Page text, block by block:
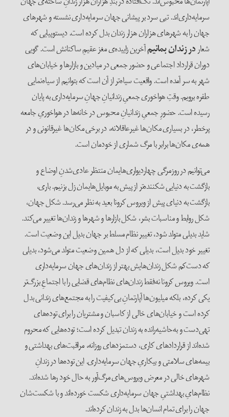
سرمایه‌داری‌اند. تبی سرد بر پیشانی جهان سرمایه‌داری نشسته و شهرهای
جهان را به شهرهای هزاران هزار زندان بدل کرده است. دیستوپیایی که
شعاردر زندان بمانیمآخرین زاییده‌ی مغز عقیمِ ساکنانش است. گویی
دوران قرارداد اجتماعی و حضور جمعی در میادین و بازارها و خیابان‌های
شهر به سر آمده است. واقعیت سیاه‌تر از آن است که بتوانیم از سیاه‌نمایی
طفره برویم. وقتِ هواخوری جمعیِ زندانیانِ جهانِ سرمایه‌داری به پایان
رسیده است. حضورِ جمعیِ زندانیانِ محبوس در خانه‌ها در هواخوریِ جامعه‌
پرخطر، در بسیاری مکان‌ها غیرعاقلانه، در برخی مکان‌ها غیرقانونی و در
همه‌ی مکان‌ها برابر با مرگ شماری از خودمان است.
می‌توانیم در روزمرگی چهاردیواری‌هایمان منتظر عادی‌شدنِ اوضاع و
بازگشت به دنیایی شکننده‌تر از پیش به موبایل‌هایمان زل بزنیم. باری،
بازگشت به دنیای پیش از ویروس کرونا بعید به نظر می‌رسد. شکل جهان،
شکل روابط و مناسبات بشر، شکل بازارها و شهرها و زندان‌ها تغییر می‌کند.
شاید بدیلی متولد شود، تغییر نظام مسلط بر جهان بدیل این وضعیت است.
تغییر خود بدیل است، بدیلی که از دل همین وضعیت متولد می‌شود، بدیلی
که دست‌کم شکل زندان‌هایش بهتر از زندان‌های جهان سرمایه‌داری
است. ویروس کرونا نه‌فقط زندان‌های نظام‌های قضایی را با اجتماعِ بزرگ‌تر
یکی کرده، بلکه میلیون‌ها آپارتمانِ بی‌کیفیت را به مجتمع‌های زندانی بدل
کرده است و خیابان‌های خالی از کاسبان و مشتریان را برای توده‌های
تهی‌دست و به‌حاشیه‌رانده به زندان تبدیل کرده است؛ توده‌هایی که محروم
شده‌اند از قراردادهای کاری، دستمزدهای روزانه، مراقبت‌های بهداشتی و
بیمه‌های سلامتی و بیکاریِ جهان سرمایه‌داری. این توده‌ها در زندانِ
شهرهای خالی در معرض ویروس‌های مرگ‌آور به حال خود رها شده‌اند.
نظام‌هایِ بهداشتیِ جهان سرمایه‌داری شکست خورده‌اند و با شکست‌شان
جهان را برای تمام انسان‌ها بدل به زندان‌ کرده‌اند.